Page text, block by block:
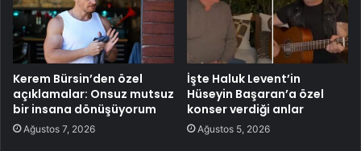
Kerem Bürsin’den özel
açıklamalar: Onsuz mutsuz
bir insana dönüşüyorum
Ağustos 7, 2026
İşte Haluk Levent’in
Hüseyin Başaran’a özel
konser verdiği anlar
Ağustos 5, 2026